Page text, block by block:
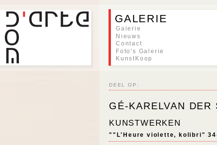
GALERIE
Galerie
Nieuws
Contact
Foto's Galerie
KunstKoop
DEEL OP:
GÉ-KARELVAN DER
KUNSTWERKEN
""L'Heure violette, kolibri"